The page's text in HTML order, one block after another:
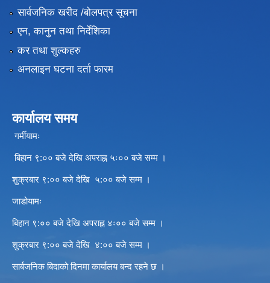
सार्वजनिक खरीद /बोलपत्र सूचना
एन, कानुन तथा निर्देशिका
कर तथा शुल्कहरु
अनलाइन घटना दर्ता फारम
कार्यालय समय
गर्मीयामः
बिहान ९:०० बजे देखि अपराह्न ५ः०० बजे सम्म ।
शुक्रबार ९:०० बजे देखि ५:०० बजे सम्म ।
जाडोयामः
बिहान ९:०० बजे देखि अपराह्न ४ः०० बजे सम्म ।
शुक्रबार ९:०० बजे देखि ४:०० बजे सम्म ।
सार्बजनिक बिदाको दिनमा कार्यालय बन्द रहने छ ।